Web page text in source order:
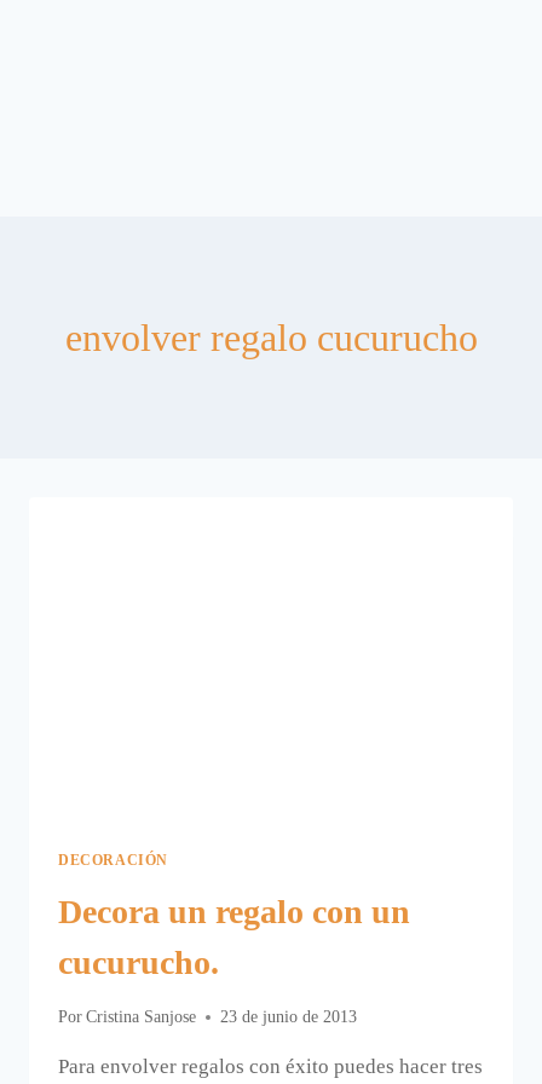
envolver regalo cucurucho
DECORACIÓN
Decora un regalo con un
cucurucho.
Por Cristina Sanjose 23 de junio de 2013
Para envolver regalos con éxito puedes hacer tres